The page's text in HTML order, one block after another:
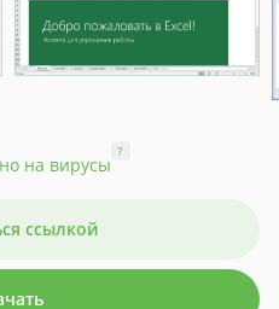
на вирусы
?
ссылкой